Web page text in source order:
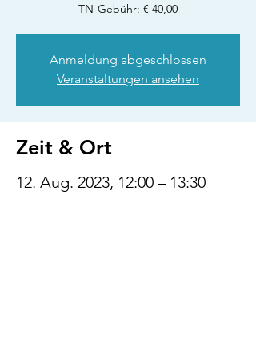
TN-Gebühr: € 40,00
Anmeldung abgeschlossen
Veranstaltungen ansehen
Zeit & Ort
12. Aug. 2023, 12:00 – 13:30